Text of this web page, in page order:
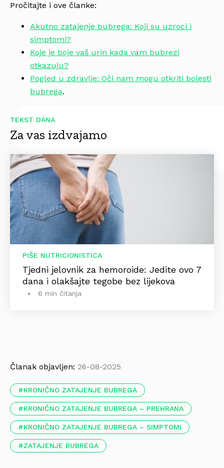
Pročitajte i ove članke:
Akutno zatajenje bubrega: Koji su uzroci i
simptomi?
Koje je boje vaš urin kada vam bubrezi
otkazuju?
Pogled u zdravlje: Oči nam mogu otkriti bolesti
bubrega.
TEKST DANA
Za vas izdvajamo
PIŠE NUTRICIONISTICA
Tjedni jelovnik za hemoroide: Jedite ovo 7
dana i olakšajte tegobe bez lijekova
6 min čitanja
Članak objavljen: 26-08-2025
KRONIČNO ZATAJENJE BUBREGA
KRONIČNO ZATAJENJE BUBREGA – PREHRANA
KRONIČNO ZATAJENJE BUBREGA – SIMPTOMI
ZATAJENJE BUBREGA